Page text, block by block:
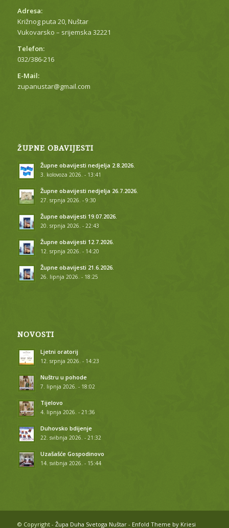
Adresa:
Križnog puta 20, Nuštar
Vukovarsko – srijemska 32221
Telefon:
032/386-216
E-Mail:
zupanustar@gmail.com
ŽUPNE OBAVIJESTI
Župne obavijesti nedjelja 2.8.2026.
3. kolovoza 2026. - 13:41
Župne obavijesti nedjelja 26.7.2026.
27. srpnja 2026. - 9:30
Župne obavijesti 19.07.2026.
20. srpnja 2026. - 22:43
Župne obavijesti 12.7.2026.
12. srpnja 2026. - 14:20
Župne obavijesti 21.6.2026.
26. lipnja 2026. - 18:25
NOVOSTI
Ljetni oratorij
12. srpnja 2026. - 14:23
Nuštru u pohode
7. lipnja 2026. - 18:02
Tijelovo
4. lipnja 2026. - 21:36
Duhovsko bdijenje
22. svibnja 2026. - 21:32
Uzašašće Gospodinovo
14. svibnja 2026. - 15:44
© Copyright - Župa Duha Svetoga Nuštar- Enfold Theme by Kriesi